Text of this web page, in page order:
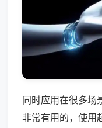
同时应用在很多场
非常有用的，使用